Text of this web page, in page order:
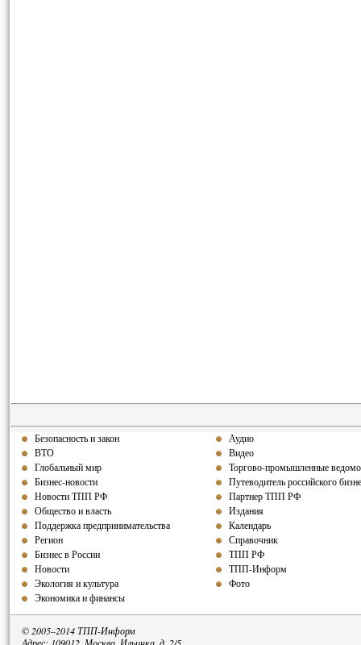
Безопасность и закон
ВТО
Глобальный мир
Бизнес-новости
Новости ТПП РФ
Общество и власть
Поддержка предпринимательства
Регион
Бизнес в России
Новости
Экология и культура
Экономика и финансы
Аудио
Видео
Торгово-промышленные
Путеводитель российского
Партнер ТПП РФ
Издания
Календарь
Справочник
ТПП РФ
ТПП-Информ
Фото
© 2005–2014 ТПП-Информ